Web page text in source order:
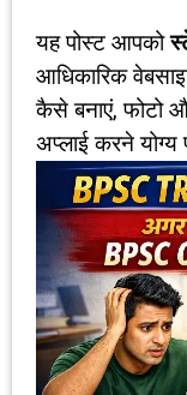
यह पोस्ट आपको
आधिकारिक
कैसे बनाएं, फोटो
अप्लाई करने